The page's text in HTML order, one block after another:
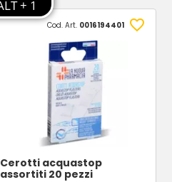
Cod. Art. 0016194401
Cerotti acquastop
assortiti 20 pezzi